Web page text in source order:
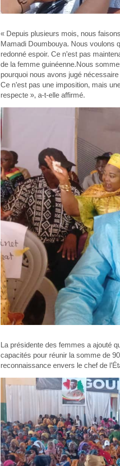
« Depuis plusieurs mois, nous
Mamadi Doumbouya. Nous voulons
redonné espoir. Ce n’est pas
de la femme guinéenne.Nous
pourquoi nous avons jugé
Ce n’est pas une imposition, mais
respecte », a-t-elle affirmé.
La présidente des femmes a ajouté
capacités pour réunir la somme de
reconnaissance envers le chef de